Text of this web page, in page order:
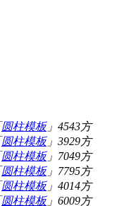
圆柱模板」4543方
圆柱模板」3929方
圆柱模板」7049方
圆柱模板」7795方
圆柱模板」4014方
圆柱模板」6009方